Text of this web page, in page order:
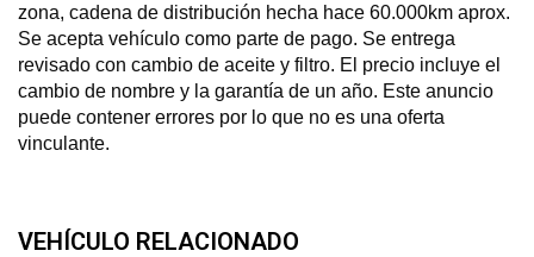
zona, cadena de distribución hecha hace 60.000km aprox.
Se acepta vehículo como parte de pago. Se entrega
revisado con cambio de aceite y filtro. El precio incluye el
cambio de nombre y la garantía de un año. Este anuncio
puede contener errores por lo que no es una oferta
vinculante.
VEHÍCULO RELACIONADO